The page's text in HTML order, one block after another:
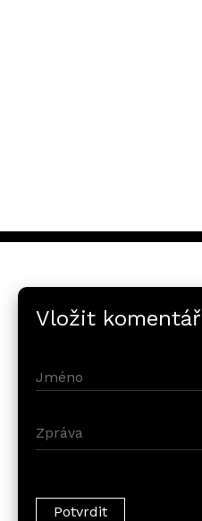
Vložit komentář